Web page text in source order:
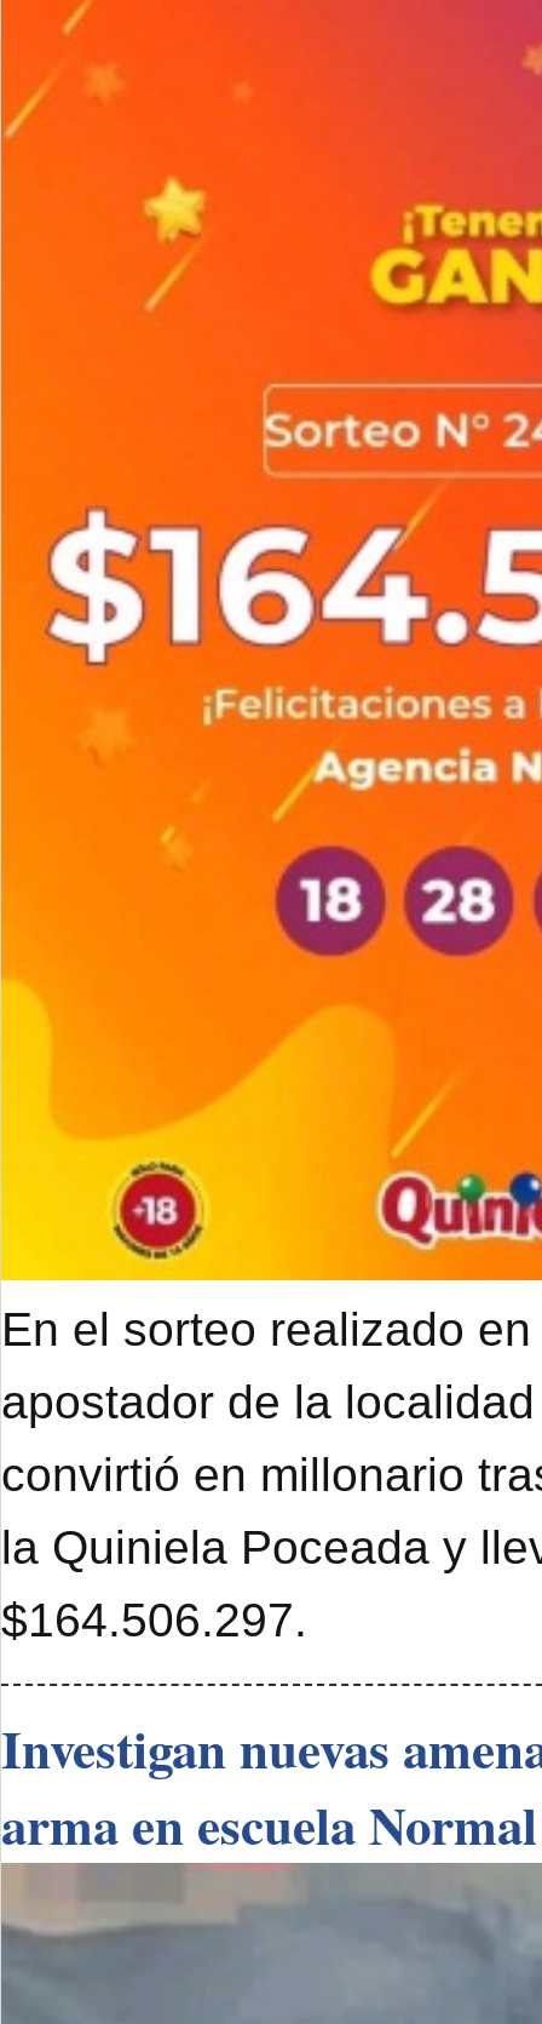
En el sorteo realizado
apostador de la
convirtió en millonario
la Quiniela Poceada y
$164.506.297.
Investigan nuevas
arma en escuela Normal